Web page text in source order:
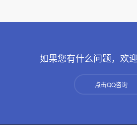
如果您有什么问题，欢
点击QQ咨询